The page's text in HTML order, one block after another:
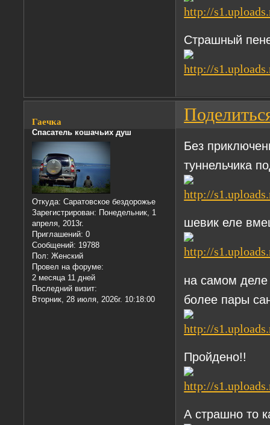
Страшный
Гаечка
Спасатель кошачьих душ
Откуда: Саратовское бездорожье
Зарегистрирован: Понедельник, 1
апреля, 2013г.
Приглашений: 0
Сообщений: 19788
Пол: Женский
Провел на форуме:
2 месяца 11 дней
Последний визит:
Вторник, 28 июля, 2026г. 10:18:00
Без
туннельчика
шевик еле
на самом деле
более пары
Пройдено!!
А страшно то